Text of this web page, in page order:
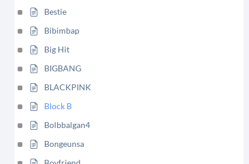
Bestie
Bibimbap
Big Hit
BIGBANG
BLACKPINK
Block B
Bolbbalgan4
Bongeunsa